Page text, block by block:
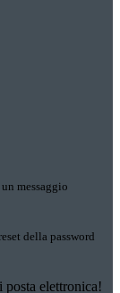
messaggio
della password
posta elettronica!